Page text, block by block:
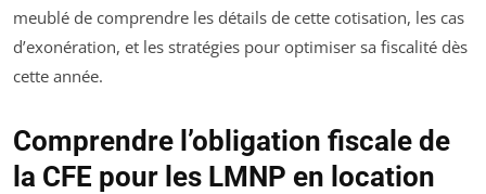
meublé de comprendre les détails de cette cotisation, les cas
d’exonération, et les stratégies pour optimiser sa fiscalité dès
cette année.
Comprendre l’obligation fiscale de
la CFE pour les LMNP en location